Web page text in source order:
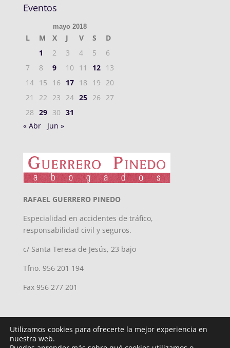
Eventos
mayo 2018
L M X J V S
D
1
2 3 4 5
6
7
8 9 10 11 12 13
14 15 16 17 18 19
20
21
22 23 24 25 26
27
28 29 30 31
« Abr
Jun »
RAFAEL GUERRERO PINEDO
Especialidad en accidentes de tráfico,
responsabilidad civil y seguros.
c/ Santa Teresa de Jesús, 23 bajo
Tfno. 956 201 194
Fax 956 277 201
Utilizamos cookies para ofrecerte la mejor experiencia en
nuestra web.